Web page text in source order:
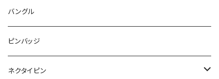
こいのぼり
マーブル
マーブル
レッサーパンダ
ブタ
惑星
星
唐津土
lip
フルーツ
レモン
野菜
雲
月
ラリエット
モザイク
ハート
ガラス
リボン
マーブル
バングル
ピンバッジ
ネクタイピン